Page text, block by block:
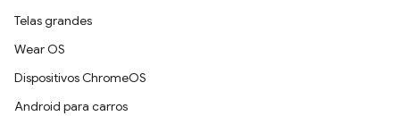
Telas grandes
Wear OS
Dispositivos ChromeOS
Android para carros